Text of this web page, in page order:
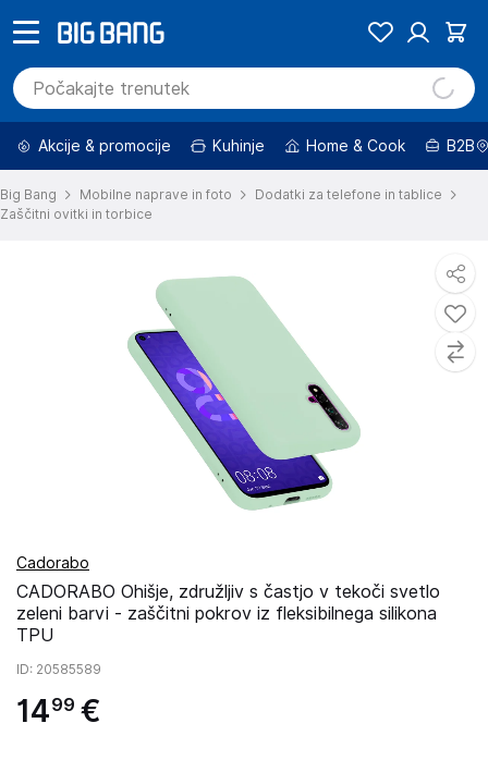
Akcije & promocije Kuhinje Home & Cook B2B
Big Bang Mobilne naprave in foto
Dodatki za telefone in tablice
Zaščitni ovitki in torbice
Cadorabo
CADORABO Ohišje, združljiv s častjo v tekoči svetlo
zeleni barvi - zaščitni pokrov iz fleksibilnega silikona
TPU
ID: 20585589
1499 €